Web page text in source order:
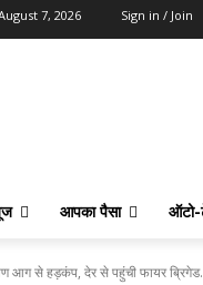
7, 2026 Sign in / Join
आपका पैसा
आग से हड़कंप, देर से पहुंची फायर